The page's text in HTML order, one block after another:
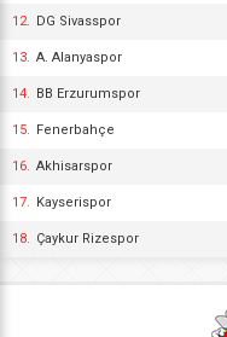
12. DG Sivasspor
13. A. Alanyaspor
14. BB Erzurumspor
15. Fenerbahçe
16. Akhisarspor
17. Kayserispor
18. Çaykur Rizespor